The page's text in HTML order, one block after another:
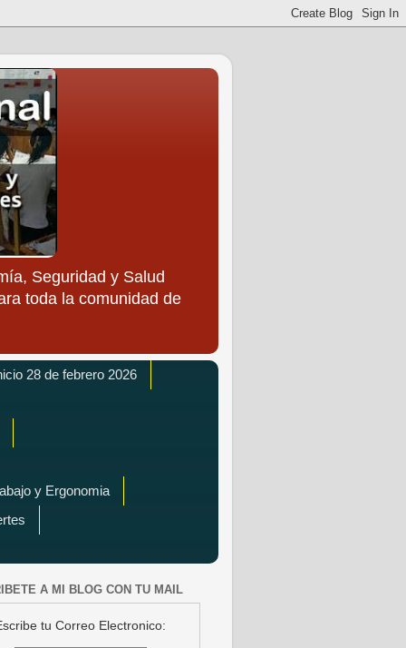
Seguridad y Salud
toda la comunidad de
28 de febrero 2026
y Ergonomia
A MI BLOG CON TU MAIL
tu Correo Electronico: